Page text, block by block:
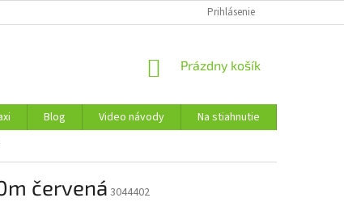
Prihlásenie
NÁKUPNÝ
Prázdny košík
Blog Video návody Na stiahnutie
červená 3044402